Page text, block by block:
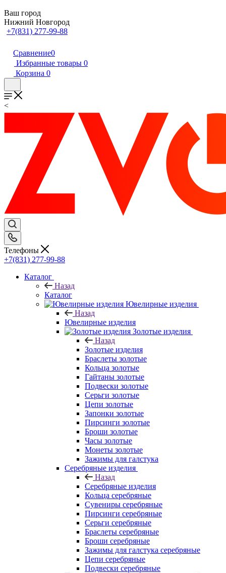
Ваш город
Нижний Новгород
+7(831) 277-99-88
Сравнение0
Избранные товары 0
Корзина 0
<
Телефоны
+7(831) 277-99-88
Каталог
Назад
Каталог
Ювелирные изделия
Назад
Ювелирные изделия
Золотые изделия
Назад
Золотые изделия
Браслеты золотые
Кольца золотые
Гайтаны золотые
Подвески золотые
Серьги золотые
Цепи золотые
Запонки золотые
Пирсинги золотые
Броши золотые
Часы золотые
Монеты золотые
Зажимы для галстука
Серебряные изделия
Назад
Серебряные изделия
Кольца серебряные
Сувениры серебряные
Пирсинги серебряные
Серьги серебряные
Браслеты серебряные
Броши серебряные
Зажимы для галстука серебряные
Цепи серебряные
Подвески серебряные